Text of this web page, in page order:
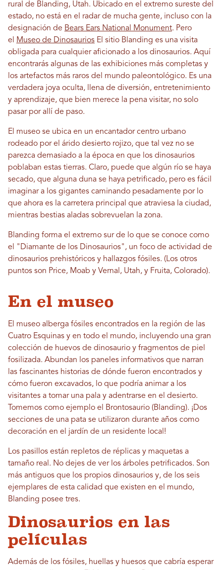
rural de Blanding, Utah. Ubicado en el extremo sureste del
estado, no está en el radar de mucha gente, incluso con la
designación de Bears Ears National Monument. Pero
el
Museo de Dinosaurios El sitio Blanding es una visita
obligada para cualquier aficionado a los dinosaurios. Aquí
encontrarás algunas de las exhibiciones más completas y
los artefactos más raros del mundo paleontológico. Es una
verdadera joya oculta, llena de diversión, entretenimiento
y aprendizaje, que bien merece la pena visitar, no solo
pasar por allí de paso.
El museo se ubica en un encantador centro urbano
rodeado por el árido desierto rojizo, que tal vez no se
parezca demasiado a la época en que los dinosaurios
poblaban estas tierras. Claro, puede que algún río se haya
secado, que alguna duna se haya petrificado, pero es fácil
imaginar a los gigantes caminando pesadamente por lo
que ahora es la carretera principal que atraviesa la ciudad,
mientras bestias aladas sobrevuelan la zona.
Blanding forma el extremo sur de lo que se conoce como
el "Diamante de los Dinosaurios", un foco de actividad de
dinosaurios prehistóricos y hallazgos fósiles. (Los otros
puntos son Price, Moab y Vernal, Utah, y Fruita, Colorado).
En el museo
El museo alberga fósiles encontrados en la región de las
Cuatro Esquinas y en todo el mundo, incluyendo una gran
colección de huevos de dinosaurio y fragmentos de piel
fosilizada. Abundan los paneles informativos que narran
las fascinantes historias de dónde fueron encontrados y
cómo fueron excavados, lo que podría animar a los
visitantes a tomar una pala y adentrarse en el desierto.
Tomemos como ejemplo el Brontosaurio (Blanding). ¡Dos
secciones de una pata se utilizaron durante años como
decoración en el jardín de un residente local!
Los pasillos están repletos de réplicas y maquetas a
tamaño real. No dejes de ver los árboles petrificados. Son
más antiguos que los propios dinosaurios y, de los seis
ejemplares de esta calidad que existen en el mundo,
Blanding posee tres.
Dinosaurios en las
películas
Además de los fósiles, huellas y huesos que cabría esperar